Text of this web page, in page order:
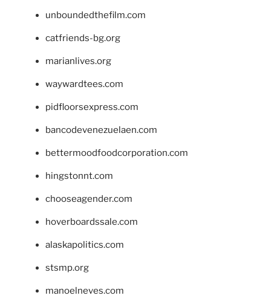
unboundedthefilm.com
catfriends-bg.org
marianlives.org
waywardtees.com
pidfloorsexpress.com
bancodevenezuelaen.com
bettermoodfoodcorporation.com
hingstonnt.com
chooseagender.com
hoverboardssale.com
alaskapolitics.com
stsmp.org
manoelneves.com